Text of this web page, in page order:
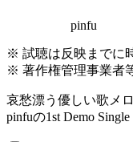
pinfu
※ 試聴は反映までに
※ 著作権管理事業者
哀愁漂う優しい歌メ
pinfuの1st Demo Single